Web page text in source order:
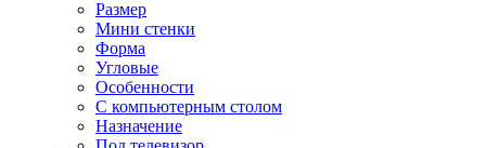
Размер
Мини стенки
Форма
Угловые
Особенности
С компьютерным столом
Назначение